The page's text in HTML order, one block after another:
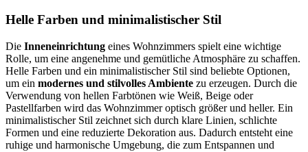
Helle Farben und minimalistischer Stil
Die Inneneinrichtung eines Wohnzimmers spielt eine wichtige
Rolle, um eine angenehme und gemütliche Atmosphäre zu schaffen.
Helle Farben und ein minimalistischer Stil sind beliebte Optionen,
um ein modernes und stilvolles Ambiente zu erzeugen. Durch die
Verwendung von hellen Farbtönen wie Weiß, Beige oder
Pastellfarben wird das Wohnzimmer optisch größer und heller. Ein
minimalistischer Stil zeichnet sich durch klare Linien, schlichte
Formen und eine reduzierte Dekoration aus. Dadurch entsteht eine
ruhige und harmonische Umgebung, die zum Entspannen und